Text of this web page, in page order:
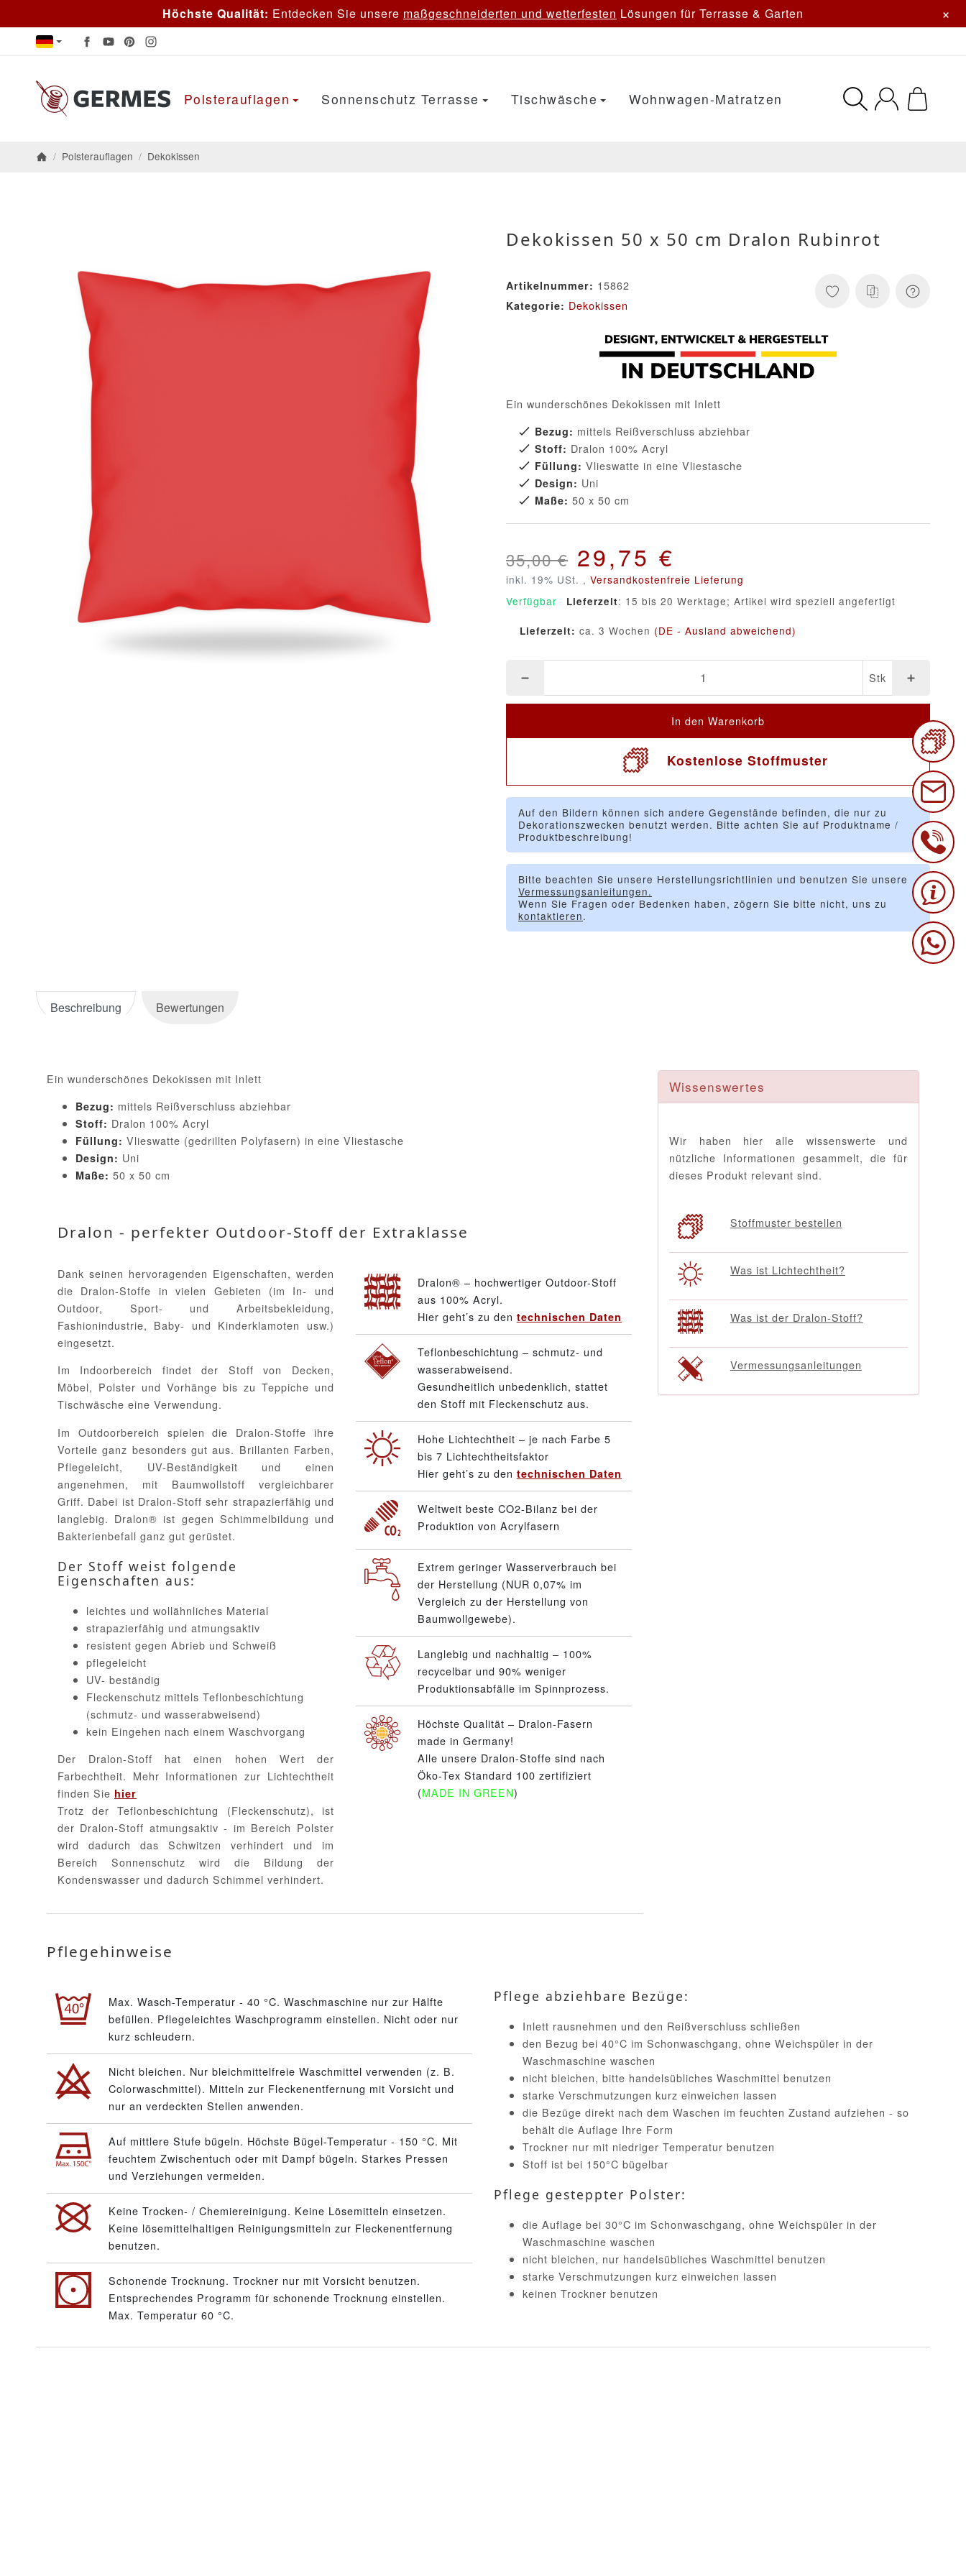
Höchste Qualität: Entdecken Sie unsere maßgeschneiderten und wetterfesten Lösungen für Terrasse & Garten ×
Polsterauflagen Sonnenschutz Terrasse Tischwäsche Wohnwagen-Matratzen
/ Polsterauflagen / Dekokissen
Dekokissen 50 x 50 cm Dralon Rubinrot
Artikelnummer: 15862
Kategorie: Dekokissen
Ein wunderschönes Dekokissen mit Inlett
Bezug: mittels Reißverschluss abziehbar
Stoff: Dralon 100% Acryl
Füllung: Vlieswatte in eine Vliestasche
Design: Uni
Maße: 50 x 50 cm
35,00 € 29,75 €
inkl. 19% USt. , Versandkostenfreie Lieferung
Verfügbar
Lieferzeit: 15 bis 20 Werktage; Artikel wird speziell angefertigt
Lieferzeit:ca. 3 Wochen (DE - Ausland abweichend)
Stk
In den Warenkorb
Kostenlose Stoffmuster
Auf den Bildern können sich andere Gegenstände befinden, die nur zu
Dekorationszwecken benutzt werden. Bitte achten Sie auf Produktname /
Produktbeschreibung!
Bitte beachten Sie unsere Herstellungsrichtlinien und benutzen Sie unsere
Vermessungsanleitungen.
Wenn Sie Fragen oder Bedenken haben, zögern Sie bitte nicht, uns zu
kontaktieren.
Beschreibung Bewertungen
Wissenswertes
Wir haben hier alle wissenswerte und
nützliche Informationen gesammelt, die für
dieses Produkt relevant sind.
Stoffmuster bestellen
Was ist Lichtechtheit?
Was ist der Dralon-Stoff?
Vermessungsanleitungen
Ein wunderschönes Dekokissen mit Inlett
Bezug: mittels Reißverschluss abziehbar
Stoff: Dralon 100% Acryl
Füllung: Vlieswatte (gedrillten Polyfasern) in eine Vliestasche
Design: Uni
Maße: 50 x 50 cm
Dralon - perfekter Outdoor-Stoff der Extraklasse
Dank seinen hervoragenden Eigenschaften, werden
die Dralon-Stoffe in vielen Gebieten (im In- und
Outdoor, Sport- und Arbeitsbekleidung,
Fashionindustrie, Baby- und Kinderklamoten usw.)
eingesetzt.
Im Indoorbereich findet der Stoff von Decken,
Möbel, Polster und Vorhänge bis zu Teppiche und
Tischwäsche eine Verwendung.
Im Outdoorbereich spielen die Dralon-Stoffe ihre
Vorteile ganz besonders gut aus. Brillanten Farben,
Pflegeleicht, UV-Beständigkeit und einen
angenehmen, mit Baumwollstoff vergleichbarer
Griff. Dabei ist Dralon-Stoff sehr strapazierfähig und
langlebig. Dralon® ist gegen Schimmelbildung und
Bakterienbefall ganz gut gerüstet.
Der Stoff weist folgende
Eigenschaften aus:
leichtes und wollähnliches Material
strapazierfähig und atmungsaktiv
resistent gegen Abrieb und Schweiß
pflegeleicht
UV- beständig
Fleckenschutz mittels Teflonbeschichtung
(schmutz- und wasserabweisend)
kein Eingehen nach einem Waschvorgang
Der Dralon-Stoff hat einen hohen Wert der
Farbechtheit. Mehr Informationen zur Lichtechtheit
finden Sie hier
Trotz der Teflonbeschichtung (Fleckenschutz), ist
der Dralon-Stoff atmungsaktiv - im Bereich Polster
wird dadurch das Schwitzen verhindert und im
Bereich Sonnenschutz wird die Bildung der
Kondenswasser und dadurch Schimmel verhindert.
Dralon® – hochwertiger Outdoor-Stoff
aus 100% Acryl.
Hier geht’s zu den technischen Daten
Teflonbeschichtung – schmutz- und
wasserabweisend.
Gesundheitlich unbedenklich, stattet
den Stoff mit Fleckenschutz aus.
Hohe Lichtechtheit – je nach Farbe 5
bis 7 Lichtechtheitsfaktor
Hier geht’s zu den technischen Daten
Weltweit beste CO2-Bilanz bei der
Produktion von Acrylfasern
Extrem geringer Wasserverbrauch bei
der Herstellung (NUR 0,07% im
Vergleich zu der Herstellung von
Baumwollgewebe).
Langlebig und nachhaltig – 100%
recycelbar und 90% weniger
Produktionsabfälle im Spinnprozess.
Höchste Qualität – Dralon-Fasern
made in Germany!
Alle unsere Dralon-Stoffe sind nach
Öko-Tex Standard 100 zertifiziert
(MADE IN GREEN)
Pflegehinweise
Pflege abziehbare Bezüge:
Inlett rausnehmen und den Reißverschluss schließen
den Bezug bei 40°C im Schonwaschgang, ohne Weichspüler in der
Waschmaschine waschen
nicht bleichen, bitte handelsübliches Waschmittel benutzen
starke Verschmutzungen kurz einweichen lassen
die Bezüge direkt nach dem Waschen im feuchten Zustand aufziehen - so
behält die Auflage Ihre Form
Trockner nur mit niedriger Temperatur benutzen
Stoff ist bei 150°C bügelbar
Pflege gesteppter Polster:
die Auflage bei 30°C im Schonwaschgang, ohne Weichspüler in der
Waschmaschine waschen
nicht bleichen, nur handelsübliches Waschmittel benutzen
starke Verschmutzungen kurz einweichen lassen
keinen Trockner benutzen
Max. Wasch-Temperatur - 40 °C. Waschmaschine nur zur Hälfte
befüllen. Pflegeleichtes Waschprogramm einstellen. Nicht oder nur
kurz schleudern.
Nicht bleichen. Nur bleichmittelfreie Waschmittel verwenden (z. B.
Colorwaschmittel). Mitteln zur Fleckenentfernung mit Vorsicht und
nur an verdeckten Stellen anwenden.
Auf mittlere Stufe bügeln. Höchste Bügel-Temperatur - 150 °C. Mit
feuchtem Zwischentuch oder mit Dampf bügeln. Starkes Pressen
und Verziehungen vermeiden.
Keine Trocken- / Chemiereinigung. Keine Lösemitteln einsetzen.
Keine lösemittelhaltigen Reinigungsmitteln zur Fleckenentfernung
benutzen.
Schonende Trocknung. Trockner nur mit Vorsicht benutzen.
Entsprechendes Programm für schonende Trocknung einstellen.
Max. Temperatur 60 °C.